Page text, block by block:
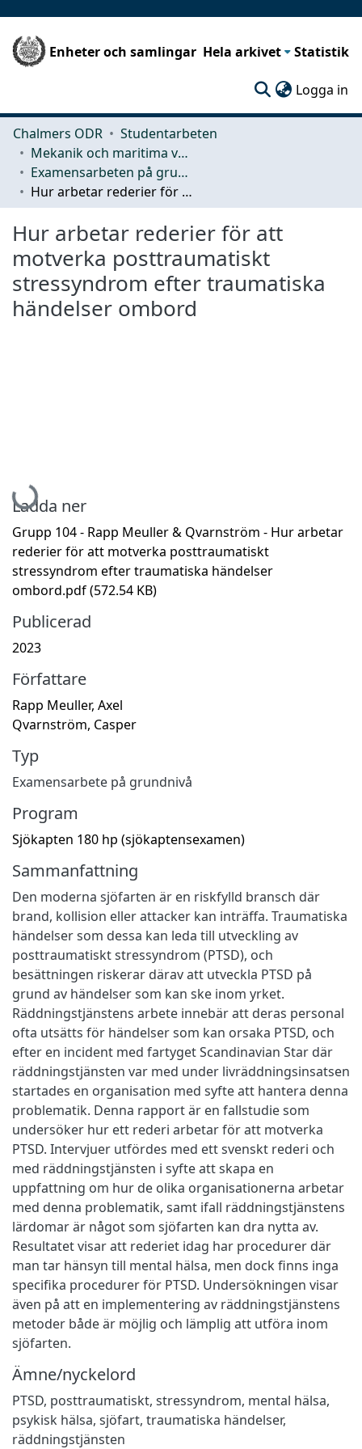
Enheter och samlingar Hela arkivet Statistik
Logga in
Chalmers ODR
Studentarbeten
Mekanik och maritima vetenskaper (M2)
Examensarbeten på grundnivå
Hur arbetar rederier för att motverka posttraumatiskt stressyndrom efter traumatiska händelser ombord
Hur arbetar rederier för att
motverka posttraumatiskt
stressyndrom efter traumatiska
händelser ombord
Hämtar...
Ladda ner
Grupp 104 - Rapp Meuller & Qvarnström - Hur arbetar
rederier för att motverka posttraumatiskt
stressyndrom efter traumatiska händelser
ombord.pdf(572.54 KB)
Publicerad
2023
Författare
Rapp Meuller, Axel
Qvarnström, Casper
Typ
Examensarbete på grundnivå
Program
Sjökapten 180 hp (sjökaptensexamen)
Sammanfattning
Den moderna sjöfarten är en riskfylld bransch där
brand, kollision eller attacker kan inträffa. Traumatiska
händelser som dessa kan leda till utveckling av
posttraumatiskt stressyndrom (PTSD), och
besättningen riskerar därav att utveckla PTSD på
grund av händelser som kan ske inom yrket.
Räddningstjänstens arbete innebär att deras personal
ofta utsätts för händelser som kan orsaka PTSD, och
efter en incident med fartyget Scandinavian Star där
räddningstjänsten var med under livräddningsinsatsen
startades en organisation med syfte att hantera denna
problematik. Denna rapport är en fallstudie som
undersöker hur ett rederi arbetar för att motverka
PTSD. Intervjuer utfördes med ett svenskt rederi och
med räddningstjänsten i syfte att skapa en
uppfattning om hur de olika organisationerna arbetar
med denna problematik, samt ifall räddningstjänstens
lärdomar är något som sjöfarten kan dra nytta av.
Resultatet visar att rederiet idag har procedurer där
man tar hänsyn till mental hälsa, men dock finns inga
specifika procedurer för PTSD. Undersökningen visar
även på att en implementering av räddningstjänstens
metoder både är möjlig och lämplig att utföra inom
sjöfarten.
Ämne/nyckelord
PTSD, posttraumatiskt, stressyndrom, mental hälsa,
psykisk hälsa, sjöfart, traumatiska händelser,
räddningstjänsten